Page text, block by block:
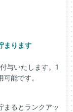
まります
与いたします。1
能です。
まるとランクアッ